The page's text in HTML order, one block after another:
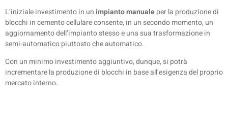
L’iniziale investimento in unimpianto manualeper la produzione di
blocchi in cemento cellulare consente, in un secondo momento, un
aggiornamento dell’impianto stesso e una sua trasformazione in
semi-automatico piuttosto che automatico.
Con un minimo investimento aggiuntivo, dunque, si potrà
incrementare la produzione di blocchi in base all’esigenza del proprio
mercato interno.